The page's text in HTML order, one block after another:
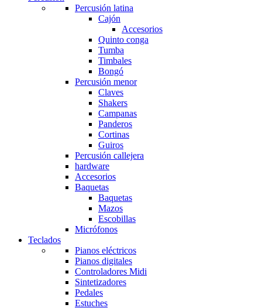
Percusión latina
Cajón
Accesorios
Quinto conga
Tumba
Timbales
Bongó
Percusión menor
Claves
Shakers
Campanas
Panderos
Cortinas
Guiros
Percusión callejera
hardware
Accesorios
Baquetas
Baquetas
Mazos
Escobillas
Micrófonos
Teclados
Pianos eléctricos
Pianos digitales
Controladores Midi
Sintetizadores
Pedales
Estuches